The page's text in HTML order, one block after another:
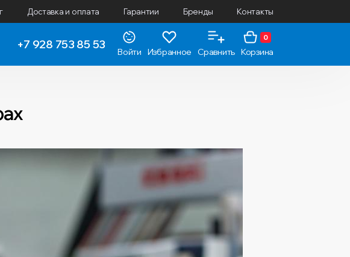
Доставка и оплата Гарантии Бренды Контакты
+7 928 753 85 53
Войти Избранное Сравнить
0
Корзина